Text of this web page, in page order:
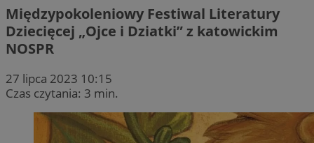
Międzypokoleniowy Festiwal Literatury
Dziecięcej „Ojce i Dziatki” z katowickim
NOSPR
27 lipca 2023 10:15
Czas czytania: 3 min.